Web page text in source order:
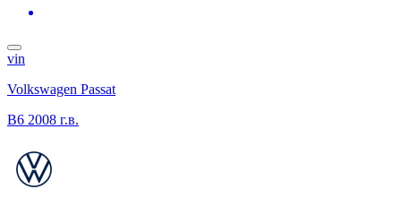
vin
Volkswagen Passat
B6 2008 г.в.